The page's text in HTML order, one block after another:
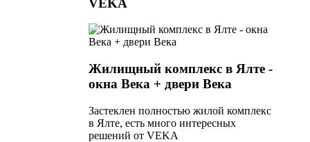
Жилищный комплекс в Ялте -
окна Века + двери Века
Застеклен полностью жилой комплекс
в Ялте, есть много интересных
решений от VEKA